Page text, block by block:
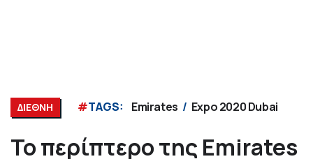
ΔΙΕΘΝΗ #TAGS: Emirates Expo 2020 Dubai
Το περίπτερο της Emirates